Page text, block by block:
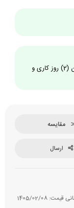
تحویل سفارشات برای استان آ.غ و کردستان (2) روز کاری و
مقایسه
ارسال
قیمت: 1405/02/08